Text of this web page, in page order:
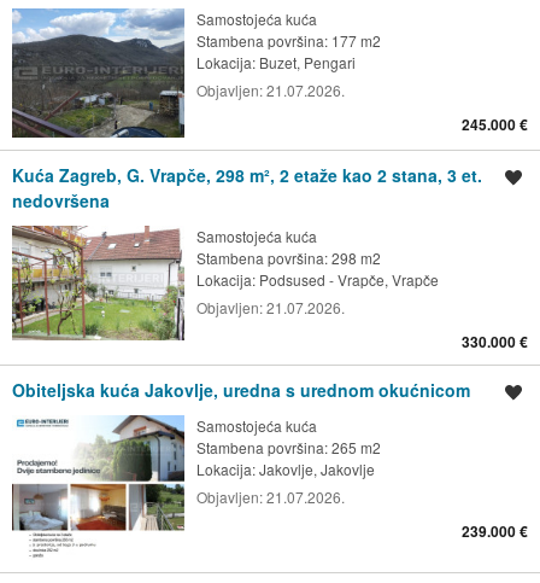
Samostojeća kuća
Stambena površina: 177 m2
Lokacija: Buzet, Pengari
Objavljen:21.07.2026.
245.000 €
Kuća Zagreb, G. Vrapče, 298 m², 2 etaže kao 2 stana, 3 et.
nedovršena
Samostojeća kuća
Stambena površina: 298 m2
Lokacija: Podsused - Vrapče, Vrapče
Objavljen:21.07.2026.
330.000 €
Obiteljska kuća Jakovlje, uredna s urednom okućnicom
Samostojeća kuća
Stambena površina: 265 m2
Lokacija:Jakovlje, Jakovlje
Objavljen:21.07.2026.
239.000 €